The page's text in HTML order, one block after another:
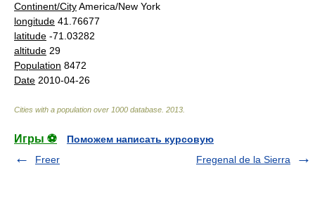
Continent/CityAmerica/New York
longitude 41.76677
latitude -71.03282
altitude 29
Population 8472
Date 2010-04-26
Cities with a population over 1000 database 2013
Игры ⚽
Поможем написать курсовую
Freer
Fregenal de la Sierra